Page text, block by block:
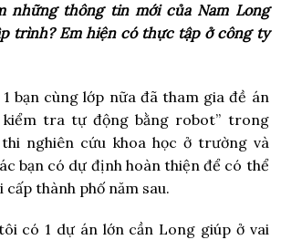
những thông tin mới của Nam Long
trình? Em hiện có thực tập ở công ty
bạn cùng lớp nữa đã tham gia đề án
kiểm tra tự động bằng robot” trong
nghiên cứu khoa học ở trường và
bạn có dự định hoàn thiện để có thể
thành phố năm sau.
có 1 dự án lớn cần Long giúp ở vai